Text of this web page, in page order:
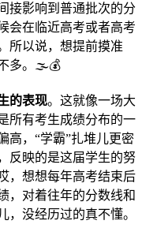
接影响到普通批次的分
会在临近高考或者高考
所以说，想提前摸准
多。🌫️💰
的表现。这就像一场大
所有考生成绩分布的一
高，“学霸”扎堆儿更密
反映的是这届学生的努
，想想每年高考结束后
，对着往年的分数线和
，没经历过的真不懂。